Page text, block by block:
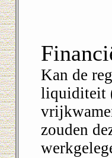
Kan de
liquiditeit
zouden